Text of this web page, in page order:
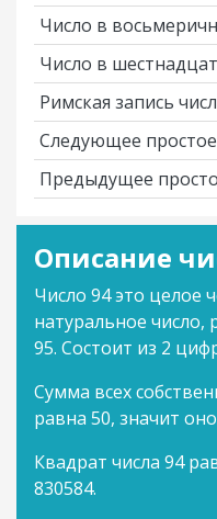
Число в
Число в
Римская запись
Следующее простое
Предыдущее
Описание
Число 94 это целое
натуральное
95. Состоит из 2
Сумма всех
равна 50, значит
Квадрат числа 94
830584.